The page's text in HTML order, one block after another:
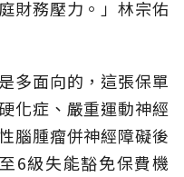
財務壓力。」林宗佑
多面向的，這張保單
化症、嚴重運動神經
腦腫瘤併神經障礙後
6級失能豁免保費機